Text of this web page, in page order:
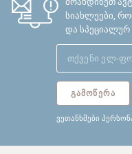
სიახლეები,
და სპეციალურ
ᲒᲐᲛᲝᲬᲔᲠᲐ
ვეთანხმები